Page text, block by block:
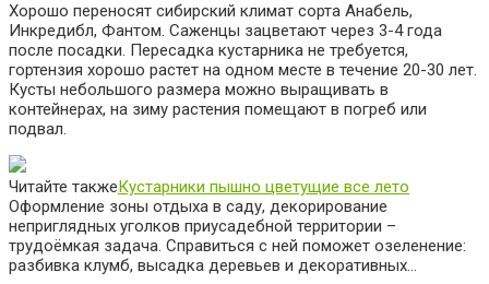
Хорошо переносят сибирский климат сорта Анабель,
Инкредибл, Фантом. Саженцы зацветают через 3-4 года
после посадки. Пересадка кустарника не требуется,
гортензия хорошо растет на одном месте в течение 20-30 лет.
Кусты небольшого размера можно выращивать в
контейнерах, на зиму растения помещают в погреб или
подвал.
Читайте такжеКустарники пышно цветущие все лето
Оформление зоны отдыха в саду, декорирование
неприглядных уголков приусадебной территории –
трудоёмкая задача. Справиться с ней поможет озеленение:
разбивка клумб, высадка деревьев и декоративных…